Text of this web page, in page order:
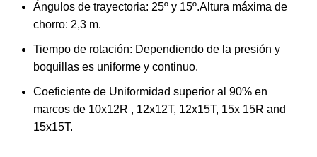
Ángulos de trayectoria: 25º y 15º.Altura máxima de
chorro: 2,3 m.
Tiempo de rotación: Dependiendo de la presión y
boquillas es uniforme y continuo.
Coeficiente de Uniformidad superior al 90% en
marcos de 10x12R , 12x12T, 12x15T, 15x 15R and
15x15T.